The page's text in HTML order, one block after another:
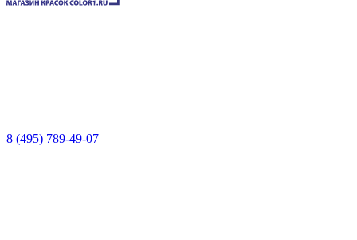
8 (495) 789-49-07